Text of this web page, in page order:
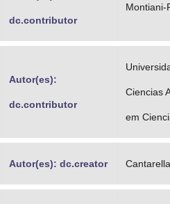
Planalto
dc.contributor
Montiani-
Autor(es):
dc.contributor
Ciencias
em
Autor(es): dc.creator